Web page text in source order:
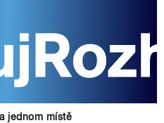
jednom místě